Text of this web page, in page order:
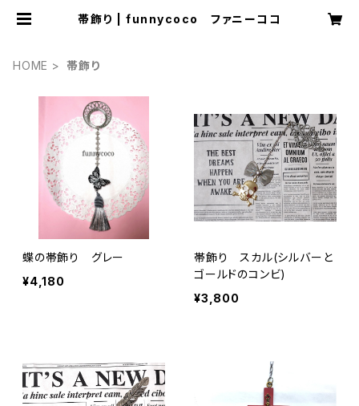
帯飾り | funnycoco ファニーココ
HOME 帯飾り
蝶の帯飾り グレー
¥4,180
帯飾り スカル(シルバーと
ゴールドのコンビ)
¥3,800